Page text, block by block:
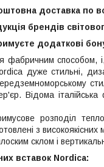
доставка по
брендів
додаткові
фабричним способом,
дуже стильні,
Відома італійська
розподіл
з високоякісних
склом і
вставок Nordica: